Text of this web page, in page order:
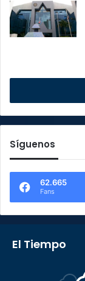
Síguenos
62.665
Fans
El Tiempo